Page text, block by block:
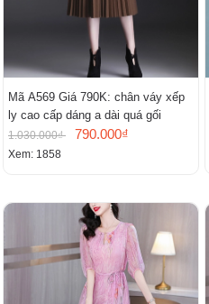
Mã A569 Giá 790K: chân váy xếp
ly cao cấp dáng a dài quá gối
1.030.000₫ 790.000₫
Xem: 1858